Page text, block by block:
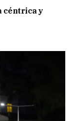
céntrica y